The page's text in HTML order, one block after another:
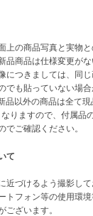
上の商品写真と実物
品商品は仕様変更が
につきましては、同
でも貼っていない場
品以外の商品は全て
なりますので、付属品
でご確認ください。
て
近づけるよう撮影し
トフォン等の使用環
ございます。